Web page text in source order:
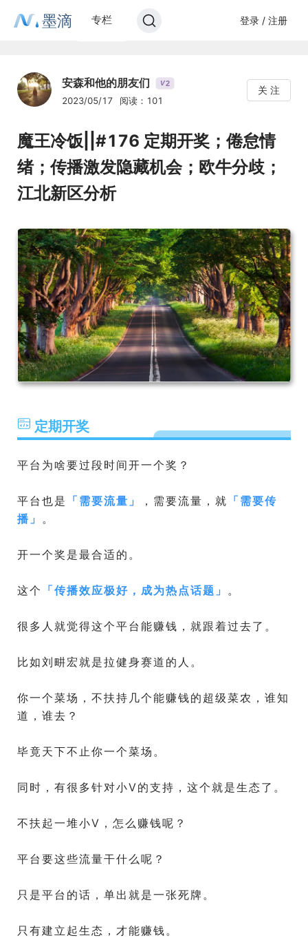
墨滴 专栏 登录 / 注册
安森和他的朋友们 V2
2023/05/17 阅读：101
关 注
魔王冷饭||#176 定期开奖；倦怠情
绪；传播激发隐藏机会；欧牛分歧；
江北新区分析
定期开奖
平台为啥要过段时间开一个奖？
平台也是 「 需要流量 」 ，需要流量，就 「 需要传
播 」 。
开一个奖是最合适的。
这个 「传播效应极好，成为热点话题 」 。
很多人就觉得这个平台能赚钱，就跟着过去了。
比如刘畊宏就是拉健身赛道的人。
你一个菜场，不扶持几个能赚钱的超级菜农，谁知
道，谁去？
毕竟天下不止你一个菜场。
同时，有很多针对小V的支持，这个就是生态了。
不扶起一堆小V，怎么赚钱呢？
平台要这些流量干什么呢？
只是平台的话，单出就是一张死牌。
只有建立起生态，才能赚钱。